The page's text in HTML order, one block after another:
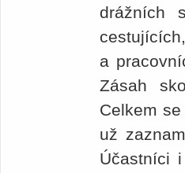
drážních
a
Zásah
Celkem
už
Účastníci